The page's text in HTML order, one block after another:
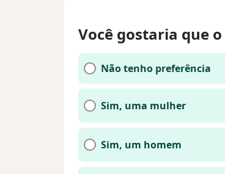
Você gostaria que
Não tenho preferência
Sim, uma mulher
Sim, um homem